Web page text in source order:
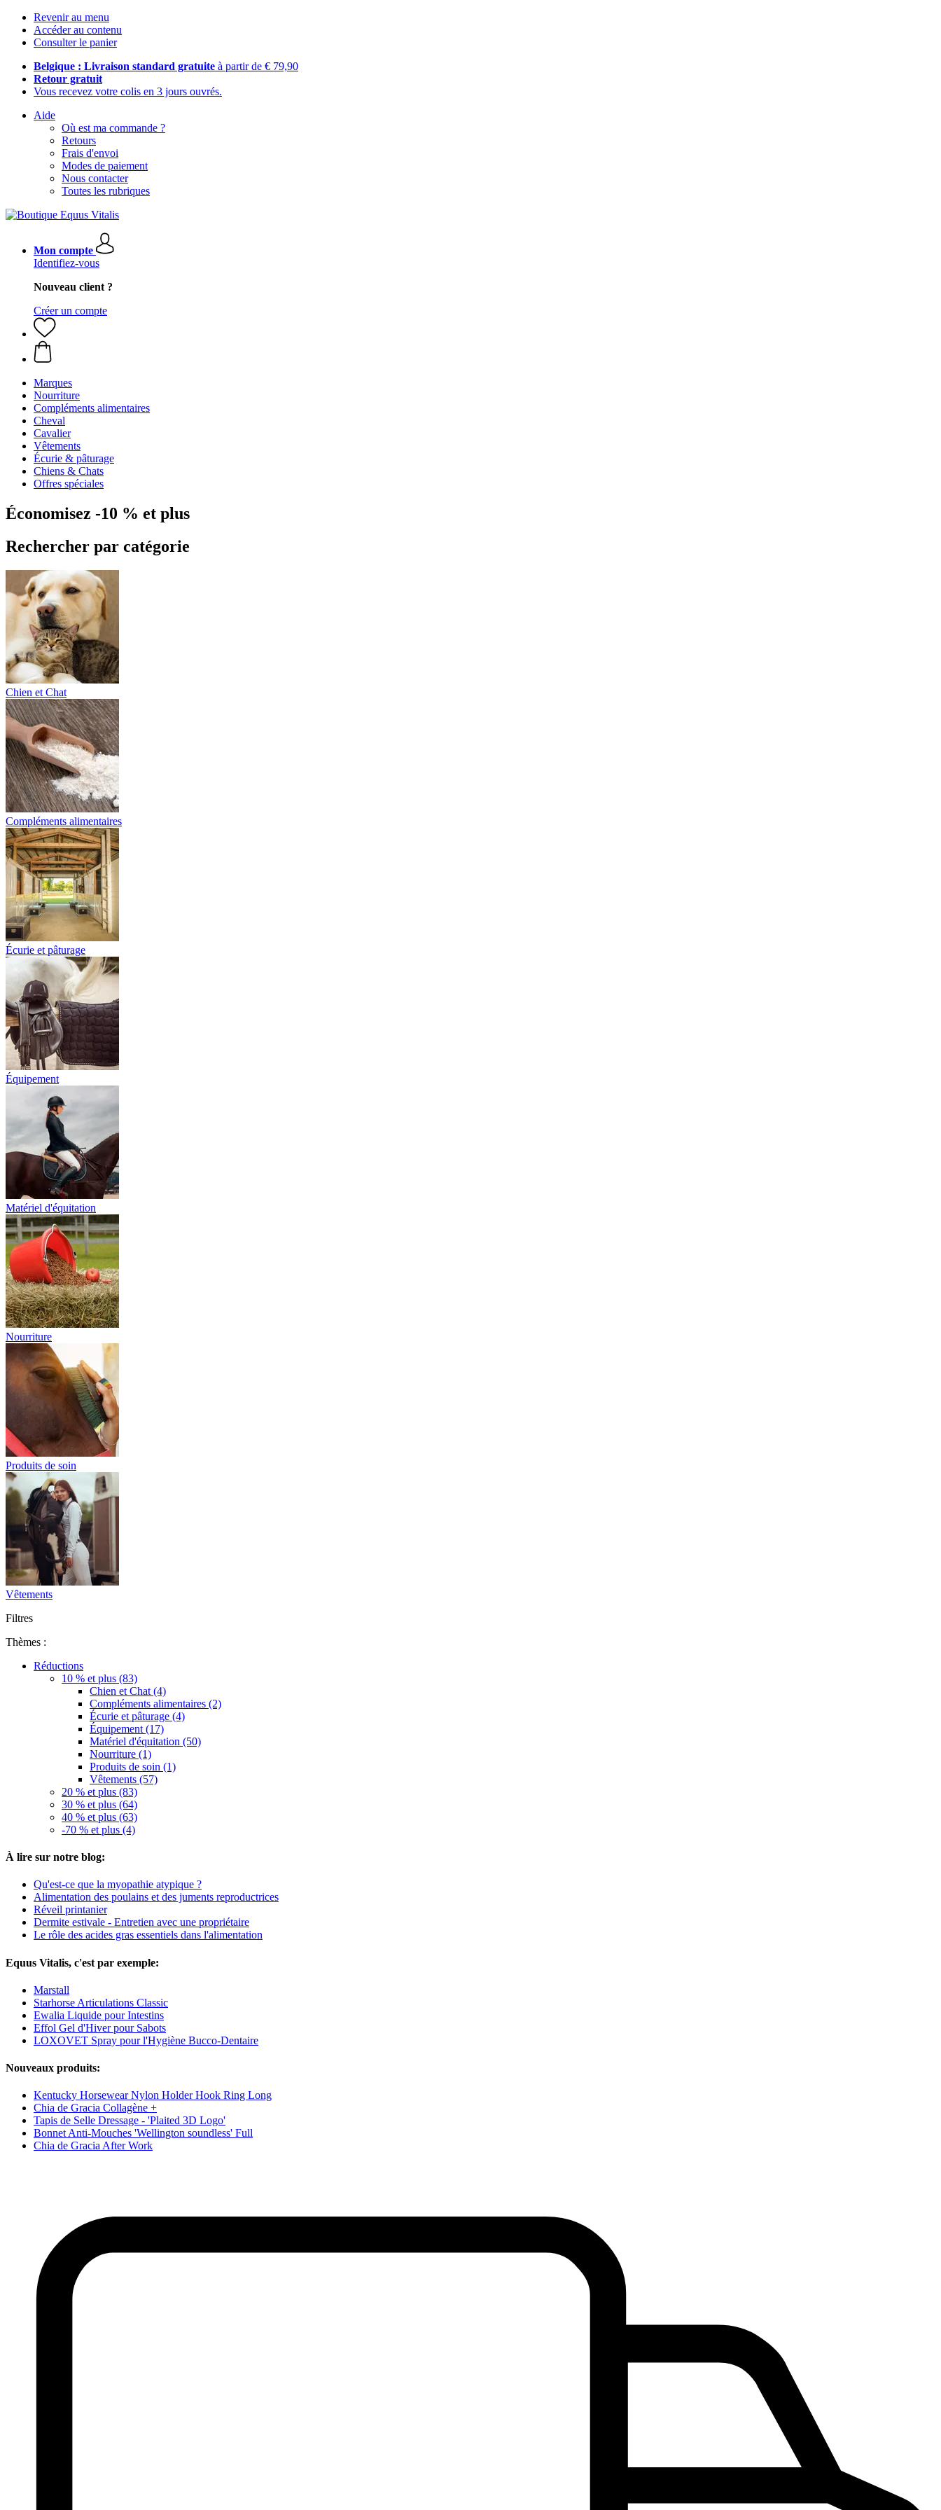
Revenir au menu
Accéder au contenu
Consulter le panier
Belgique : Livraison standard gratuite à partir de € 79,90
Retour gratuit
Vous recevez votre colis en 3 jours ouvrés.
Aide
Où est ma commande ?
Retours
Frais d'envoi
Modes de paiement
Nous contacter
Toutes les rubriques
Mon compte
Identifiez-vous
Nouveau client ?
Créer un compte
Marques
Nourriture
Compléments alimentaires
Cheval
Cavalier
Vêtements
Écurie & pâturage
Chiens & Chats
Offres spéciales
Économisez -10 % et plus
Rechercher par catégorie
Chien et Chat
Compléments alimentaires
Écurie et pâturage
Équipement
Matériel d'équitation
Nourriture
Produits de soin
Vêtements
Filtres
Thèmes :
Réductions
10 % et plus (83)
Chien et Chat (4)
Compléments alimentaires (2)
Écurie et pâturage (4)
Équipement (17)
Matériel d'équitation (50)
Nourriture (1)
Produits de soin (1)
Vêtements (57)
20 % et plus (83)
30 % et plus (64)
40 % et plus (63)
-70 % et plus (4)
À lire sur notre blog:
Qu'est-ce que la myopathie atypique ?
Alimentation des poulains et des juments reproductrices
Réveil printanier
Dermite estivale - Entretien avec une propriétaire
Le rôle des acides gras essentiels dans l'alimentation
Equus Vitalis, c'est par exemple:
Marstall
Starhorse Articulations Classic
Ewalia Liquide pour Intestins
Effol Gel d'Hiver pour Sabots
LOXOVET Spray pour l'Hygiène Bucco-Dentaire
Nouveaux produits:
Kentucky Horsewear Nylon Holder Hook Ring Long
Chia de Gracia Collagène +
Tapis de Selle Dressage - 'Plaited 3D Logo'
Bonnet Anti-Mouches 'Wellington soundless' Full
Chia de Gracia After Work